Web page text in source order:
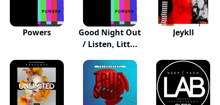
Powers
Good Night Out
/ Listen, Litt...
Jeykll